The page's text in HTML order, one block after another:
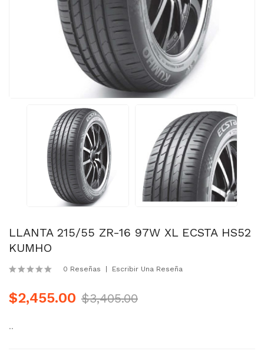
LLANTA 215/55 ZR-16 97W XL ECSTA HS52
KUMHO
0 Reseñas Escribir Una Reseña
$2,455.00 $3,405.00
..